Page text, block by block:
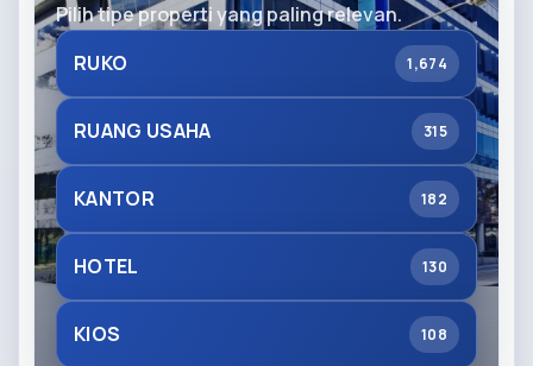
Pilih tipe properti yang paling relevan.
RUKO
1,674
RUANG USAHA 315
KANTOR 182
HOTEL 130
KIOS 108